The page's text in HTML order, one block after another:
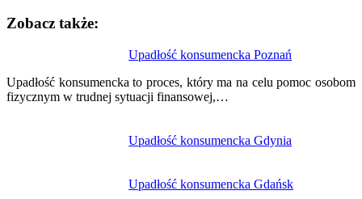
Zobacz także:
Upadłość konsumencka Poznań
Upadłość konsumencka to proces, który ma na celu pomoc osobom
fizycznym w trudnej sytuacji finansowej,…
Upadłość konsumencka Gdynia
Upadłość konsumencka Gdańsk
wpisu